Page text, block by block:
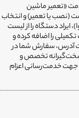
«تعمیر ماشین
(نصب یا تعمیر) و انتخاب
دستگاه را از لیست
را اضافه کرده و
آدرس، سفارش شما در
سخت‌گیرانه تخصص و
خدمت‌رسانی اعزام